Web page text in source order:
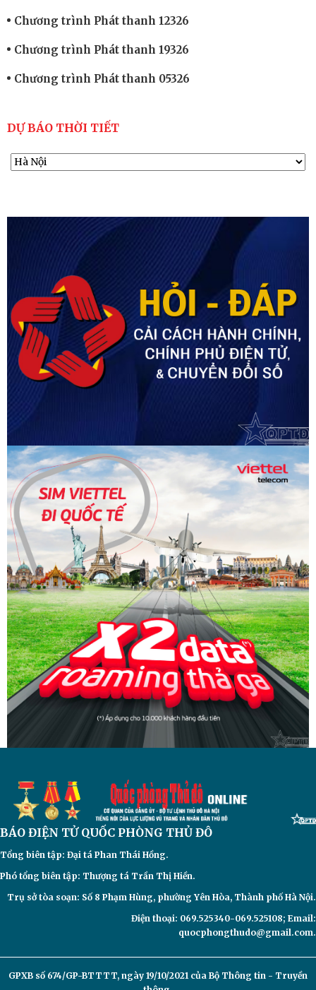
Chương trình Phát thanh 12326
Chương trình Phát thanh 19326
Chương trình Phát thanh 05326
DỰ BÁO THỜI TIẾT
BÁO ĐIỆN TỬQUỐC PHÒNG THỦ ĐÔ
Tổng biên tập: Đại tá Phan Thái Hồng.
Phó tổng biên tập: Thượng tá Trần Thị Hiền.
Trụ sở tòa soạn: Số 8 Phạm Hùng, phường Yên Hòa, Thành phố Hà Nội.
Điện thoại: 069.525340-069.525108; Email:
quocphongthudo@gmail.com.
GPXB số 674/GP-BTTTT, ngày 19/10/2021 của Bộ Thông tin - Truyền